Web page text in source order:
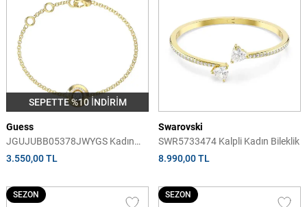
SEPETTE %10 İNDİRİM
Guess
JGUJUBB05378JWYGS Kadın
Bileklik
3.550,00 TL
Swarovski
SWR5733474 Kalpli Kadın Bileklik
8.990,00 TL
SEZON SEZON